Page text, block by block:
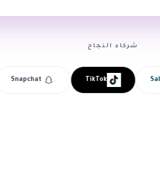
شركاء النجاح
Snapchat TikTok Salla